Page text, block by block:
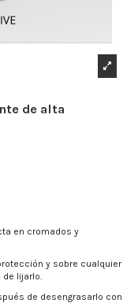
de alta
en cromados y
y sobre cualquier
lijarlo.
de desengrasarlo con